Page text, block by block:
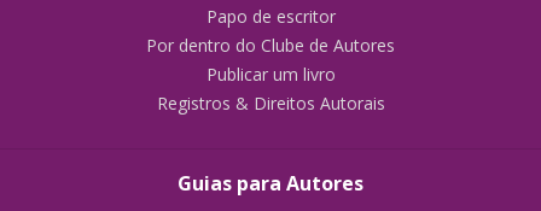
Papo de escritor
Por dentro do Clube de Autores
Publicar um livro
Registros & Direitos Autorais
Guias para Autores